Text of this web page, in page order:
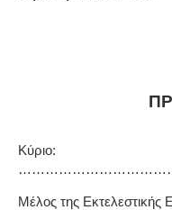
Κύριο:
Μέλος της Εκτελεστικής